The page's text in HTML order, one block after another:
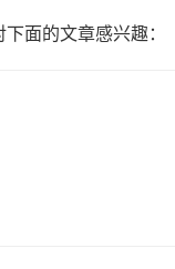
面的文章感兴趣：